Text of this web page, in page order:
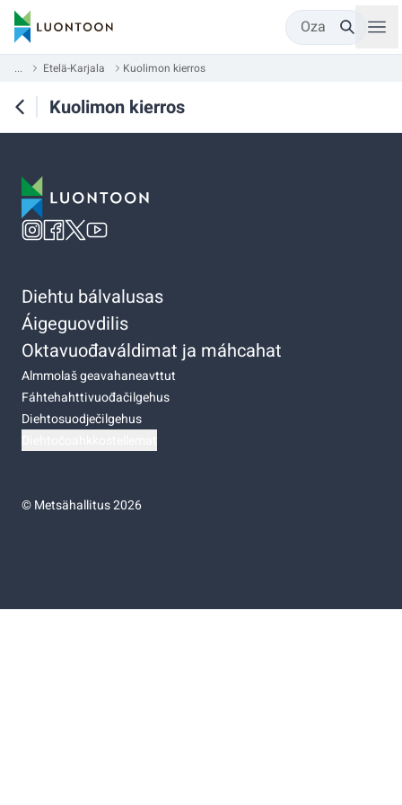
Oza
... Etelä-Karjala Kuolimon kierros
Kuolimon kierros
Diehtu bálvalusas
Áigeguovdilis
Oktavuođaváldimat ja máhcahat
Almmolaš geavahaneavttut
Fáhtehahttivuođačilgehus
Diehtosuodječilgehus
©Metsähallitus 2026